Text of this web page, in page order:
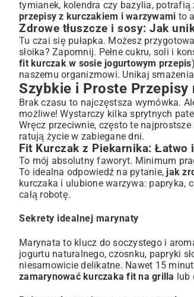
tymianek, kolendra czy bazylia,
przepisy z kurczakiem i warzywami to
Zdrowe tłuszcze i sosy: Jak
Tu czai się pułapka. Możesz
słoika? Zapomnij. Pełne cukru, soli i
fit kurczak w sosie jogurtowym przepis
naszemu organizmowi. Unikaj
Szybkie i Proste
Brak czasu to najczęstsza wymówka.
możliwe! Wystarczy kilka sprytnych
Wręcz przeciwnie, często te
ratują życie w zabiegane dni.
Fit Kurczak z Piekarnika: Łatwo
To mój absolutny faworyt. Minimum
To idealna odpowiedź na pytanie, jak
kurczaka i ulubione warzywa: papryka,
całą robotę.
Sekrety idealnej marynaty
Marynata to klucz do soczystego i
jogurtu naturalnego, czosnku, papryki
niesamowicie delikatne. Nawet 15
zamarynować kurczaka fit na grilla lub